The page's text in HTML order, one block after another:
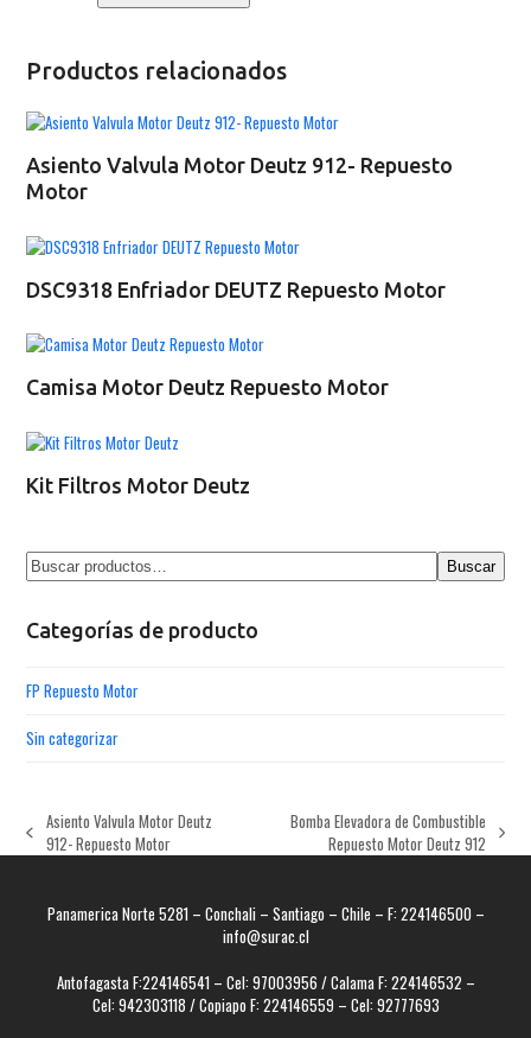
Repuesto
cantidad
Productos relacionados
Asiento Valvula Motor Deutz 912- Repuesto
Motor
DSC9318 Enfriador DEUTZ Repuesto Motor
Camisa Motor Deutz Repuesto Motor
Kit Filtros Motor Deutz
Buscar
Categorías de producto
FP Repuesto Motor
Sin categorizar
previous
Asiento Valvula Motor Deutz
912- Repuesto Motor
Bomba Elevadora de Combustible
Repuesto Motor Deutz 912
Panamerica Norte 5281 – Conchali – Santiago – Chile – F: 224146500 –
info@surac.cl
Antofagasta F:224146541 – Cel: 97003956 / Calama F: 224146532 –
Cel: 942303118 / Copiapo F: 224146559 – Cel: 92777693